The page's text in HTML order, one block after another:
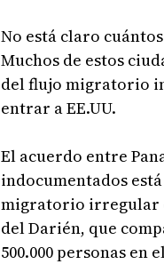
No está claro
Muchos de estos
del flujo migratorio
entrar a EE.UU.
El acuerdo entre
indocumentados
migratorio irregular
del Darién, que
500.000 personas en